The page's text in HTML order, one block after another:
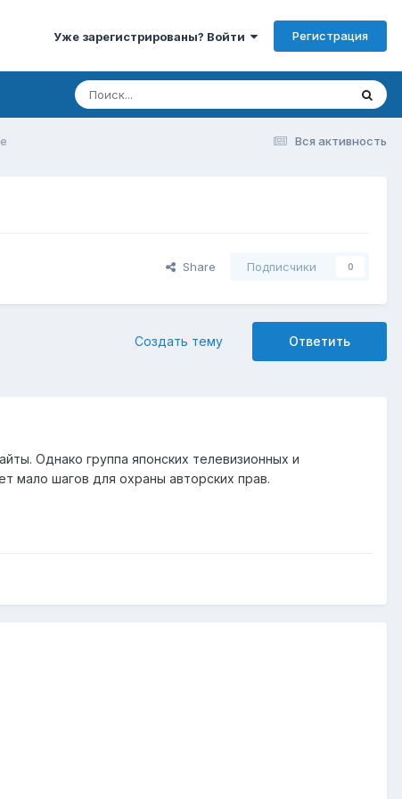
Уже зарегистрированы? Войти Регистрация
Вся активность
Share Подписчики 0
Ответить
Создать тему
Однако группа японских телевизионных и
мало шагов для охраны авторских прав.